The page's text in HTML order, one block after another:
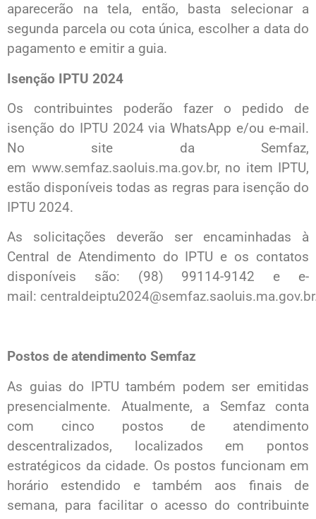
aparecerão na tela, então, basta selecionar a
segunda parcela ou cota única, escolher a data do
pagamento e emitir a guia.
Isenção IPTU 2024
Os contribuintes poderão fazer o pedido de
isenção do IPTU 2024 via WhatsApp e/ou e-mail.
No site da Semfaz,
em www.semfaz.saoluis.ma.gov.br, no item IPTU,
estão disponíveis todas as regras para isenção do
IPTU 2024.
As solicitações deverão ser encaminhadas à
Central de Atendimento do IPTU e os contatos
disponíveis são: (98) 99114-9142 e e-
mail: centraldeiptu2024@semfaz.saoluis.ma.gov.br
Postos de atendimento Semfaz
As guias do IPTU também podem ser emitidas
presencialmente. Atualmente, a Semfaz conta
com cinco postos de atendimento
descentralizados, localizados em pontos
estratégicos da cidade. Os postos funcionam em
horário estendido e também aos finais de
semana, para facilitar o acesso do contribuinte